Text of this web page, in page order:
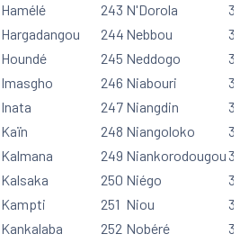
Hamélé
Hargadangou
Houndé
Imasgho
Inata
Kaïn
Kalmana
Kalsaka
Kampti
Kankalaba
243
244
245
246
247
248
249
250
251
252
N'Dorola
Nebbou
Neddogo
Niabouri
Niangdin
Niangoloko
Niankorodougou
Niégo
Niou
Nobéré
351